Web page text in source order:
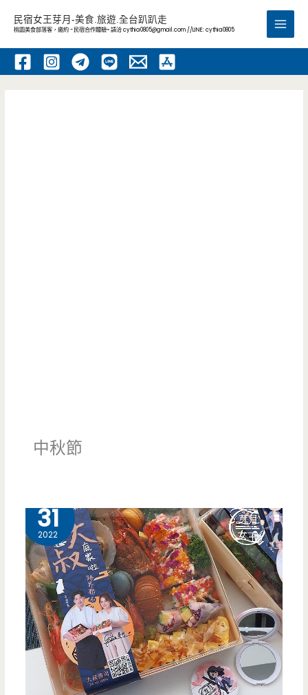
內
民宿女王芽月-美食.旅遊.全台趴趴走
桃園美食部落客，邀約 -民宿合作體驗~ 請洽cythia0805@gmail.com //LINE: cythia0805
Main
中秋節
31
2022